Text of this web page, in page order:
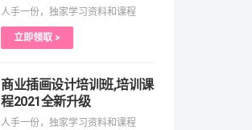
人手一份，独家学习资料和课程
立即领取 >
商业插画设计培训班,培训课
程2021全新升级
人手一份，独家学习资料和课程